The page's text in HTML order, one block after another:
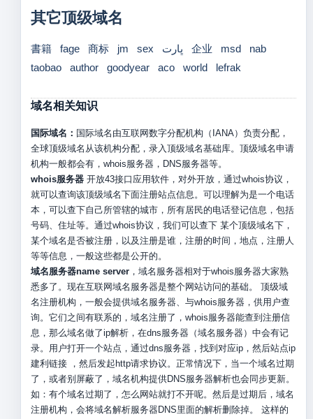
其它顶级域名
書籍 fage 商标 jm sex ڀارت 企业 msd
nab
taobao
author goodyear aco world lefrak
域名相关知识
国际域名： 国际域名由互联网数字分配机构（IANA）负责分配，
全球顶级域名从该机构分配，录入顶级域名基础库。顶级域名申请
机构一般都会有，whois服务器，DNS服务器等。
whois服务器开放43接口应用软件，对外开放，通过whois协议，
就可以查询该顶级域名下面注册站点信息。可以理解为是一个电话
本，可以查下自己所管辖的城市，所有居民的电话登记信息，包括
号码、住址等。通过whois协议，我们可以查下 某个顶级域名下，
某个域名是否被注册，以及注册是谁，注册的时间，地点，注册人
等等信息，一般这些都是公开的。
域名服务器name server，域名服务器相对于whois服务器大家熟
悉多了。现在互联网域名服务器是整个网站访问的基础。 顶级域
名注册机构，一般会提供域名服务器、与whois服务器，供用户查
询。它们之间有联系的，域名注册了，whois服务器能查到注册信
息，那么域名做了ip解析，在dns服务器（域名服务器）中会有记
录。用户打开一个站点，通过dns服务器，找到对应ip，然后站点ip
建利链接 ，然后发起http请求协议。正常情况下，当一个域名过期
了，或者别屏蔽了，域名机构提供DNS服务器解析也会同步更新。
如：有个域名过期了，怎么网站就打不开呢。然后是过期后，域名
注册机构，会将域名解析服务器DNS里面的解析删除掉。 这样的